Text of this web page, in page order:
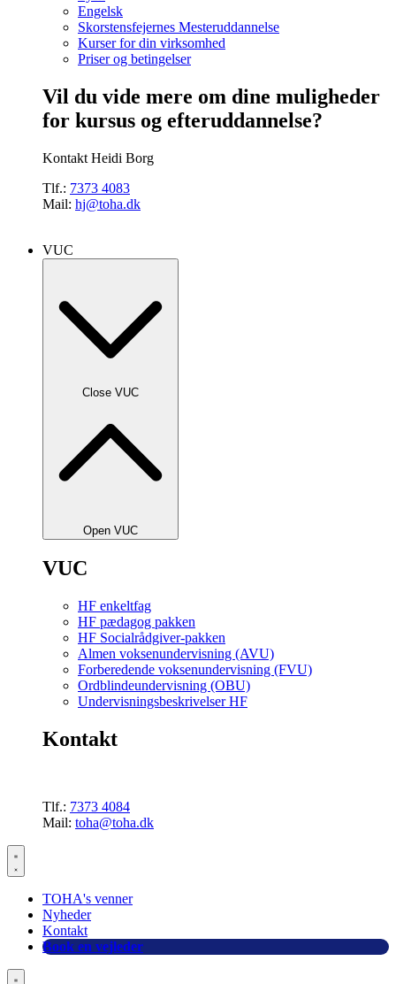
Engelsk
Skorstensfejernes Mesteruddannelse
Kurser for din virksomhed
Priser og betingelser
Vil du vide mere om dine muligheder
for kursus og efteruddannelse?
Kontakt Heidi Borg
Tlf.: 7373 4083
Mail: hj@toha.dk
VUC
Close VUC
Open VUC
VUC
HF enkeltfag
HF pædagog pakken
HF Socialrådgiver-pakken
Almen voksenundervisning (AVU)
Forberedende voksenundervisning (FVU)
Ordblindeundervisning (OBU)
Undervisningsbeskrivelser HF
Kontakt
Tlf.: 7373 4084
Mail: toha@toha.dk
TOHA's venner
Nyheder
Kontakt
Book en vejleder